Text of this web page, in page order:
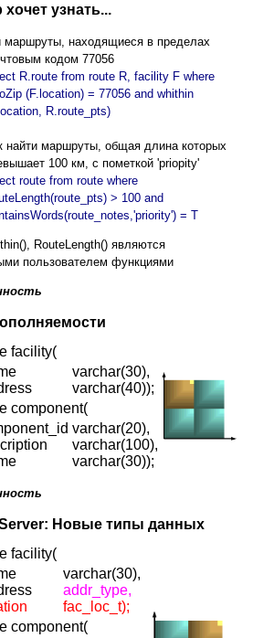
узнать...
маршруты, находящиеся в пределах
кодом 77056
R.route from route R, facility F where
(F.location) = 77056 and whithin
R.route_pts)
найти маршруты, общая длина которых
100 км, с пометкой 'priopity'
route from route where
> 100 and
= T
RouteLength() являются
пользователем функциями
facility(
varchar(30),
varchar(40));
component(
varchar(20),
varchar(100),
varchar(30));
Новые типы данных
facility(
varchar(30),
addr_type,
fac_loc_t);
component(